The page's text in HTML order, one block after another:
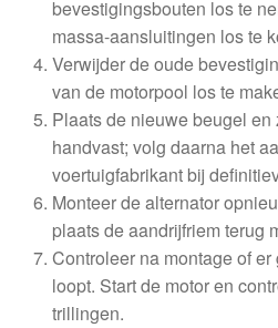
bevestigingsbouten los te
massa-aansluitingen los te
Verwijder de oude
van de motorpool los te
Plaats de nieuwe beugel
handvast; volg daarna het
voertuigfabrikant bij
Monteer de alternator
plaats de aandrijfriem terug
Controleer na montage of
loopt. Start de motor en
trillingen.